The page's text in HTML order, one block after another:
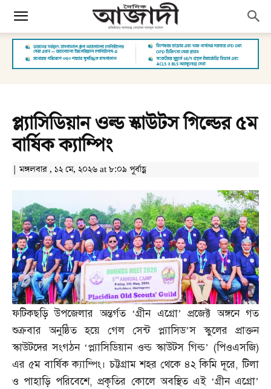
প্ল্যাসিডিয়ান ওল্ড স্কাউটস গিল্ডের ৫ম
বার্ষিক ক্যাম্পিং
| মঙ্গলবার , ১২ মে, ২০২৬ at ৮:০৯ পূর্বাহ্ণ
ফটিকছড়ি উপজেলার অন্তর্গত ‘গ্রীন এগ্রো’ প্রজেক্ট অঙ্গনে গত
শুক্রবার অনুষ্ঠিত হয়ে গেল সেন্ট প্ল্যাসিড’স স্কুলের প্রাক্তন
স্কাউটদের সংগঠন ‘প্ল্যাসিডিয়ান ওল্ড স্কাউটস গিল্ড’ (পিওএসজি)
এর ৫ম বার্ষিক ক্যাম্পিং। চট্টগ্রাম শহর থেকে ৪২ কিমি দূরে,টিলা
ও পাহাড়ি পরিবেশে,প্রকৃতির কোলে অবস্থিত এই ‘গ্রীন এগ্রো’